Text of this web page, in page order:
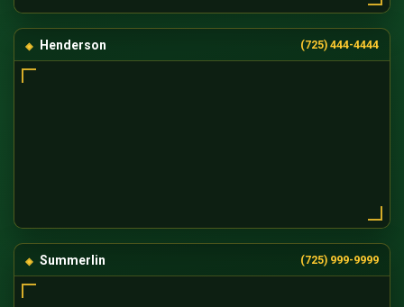
Henderson (725) 444-4444
Summerlin (725) 999-9999